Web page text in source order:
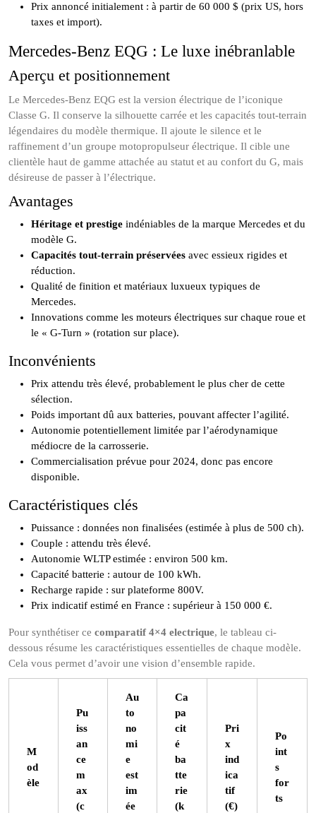
Prix annoncé initialement : à partir de 60 000 $ (prix US, hors
taxes et import).
Mercedes-Benz EQG : Le luxe inébranlable
Aperçu et positionnement
Le Mercedes-Benz EQG est la version électrique de l’iconique
Classe G. Il conserve la silhouette carrée et les capacités tout-terrain
légendaires du modèle thermique. Il ajoute le silence et le
raffinement d’un groupe motopropulseur électrique. Il cible une
clientèle haut de gamme attachée au statut et au confort du G, mais
désireuse de passer à l’électrique.
Avantages
Héritage et prestige indéniables de la marque Mercedes et du
modèle G.
Capacités tout-terrain préservées avec essieux rigides et
réduction.
Qualité de finition et matériaux luxueux typiques de
Mercedes.
Innovations comme les moteurs électriques sur chaque roue et
le « G-Turn » (rotation sur place).
Inconvénients
Prix attendu très élevé, probablement le plus cher de cette
sélection.
Poids important dû aux batteries, pouvant affecter l’agilité.
Autonomie potentiellement limitée par l’aérodynamique
médiocre de la carrosserie.
Commercialisation prévue pour 2024, donc pas encore
disponible.
Caractéristiques clés
Puissance : données non finalisées (estimée à plus de 500 ch).
Couple : attendu très élevé.
Autonomie WLTP estimée : environ 500 km.
Capacité batterie : autour de 100 kWh.
Recharge rapide : sur plateforme 800V.
Prix indicatif estimé en France : supérieur à 150 000 €.
Pour synthétiser ce comparatif 4×4 electrique, le tableau ci-
dessous résume les caractéristiques essentielles de chaque modèle.
Cela vous permet d’avoir une vision d’ensemble rapide.
M
od
èle
Pu
iss
an
ce
m
ax
(c
Au
to
no
mi
e
est
im
ée
Ca
pa
cit
é
ba
tte
rie
(k
Pri
x
ind
ica
tif
(€)
Po
int
s
for
ts